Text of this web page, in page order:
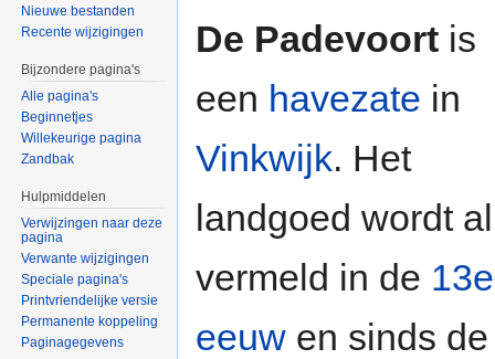
De Padevoort is
een havezate in
Vinkwijk. Het
landgoed wordt al
vermeld in de 13e
eeuw en sinds de
Nieuwe bestanden
Recente wijzigingen
Bijzondere pagina's
Alle pagina's
Beginnetjes
Willekeurige pagina
Zandbak
Hulpmiddelen
Verwijzingen naar deze
pagina
Verwante wijzigingen
Speciale pagina's
Printvriendelijke versie
Permanente koppeling
Paginagegevens